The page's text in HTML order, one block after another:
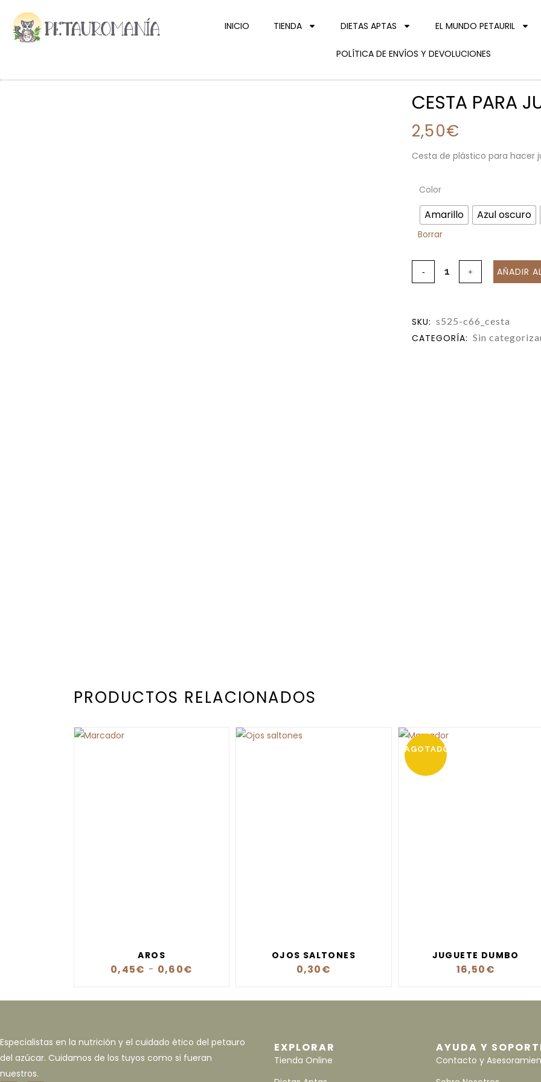
INICIO TIENDA DIETAS APTAS EL MUNDO PETAURIL
POLÍTICA DE ENVÍOS Y DEVOLUCIONES
CESTA PARA
2,50€
Cesta de plástico para hacer
Color
Amarillo Azul oscuro
Borrar
AÑADIR
SKU: s525-c66_cesta
CATEGORÍA: Sin
PRODUCTOS RELACIONADOS
AROS
0,45€ - 0,60€
OJOS SALTONES
0,30€
AGOTADO
JUGUETE DUMBO
16,50€
Especialistas en la nutrición y el cuidado ético del petauro
del azúcar. Cuidamos de los tuyos como si fueran
nuestros.
EXPLORAR
Tienda Online
AYUDA Y
Contacto y